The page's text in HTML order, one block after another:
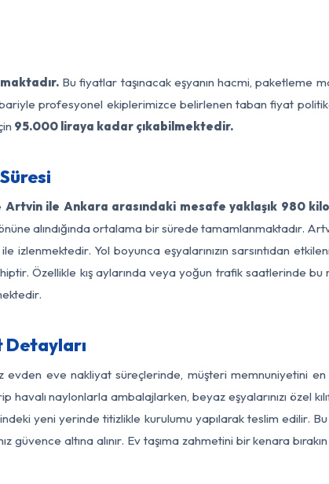
Bu fiyatlar taşınacak eşyanın hacmi, paketleme
profesyonel ekiplerimizce belirlenen taban fiyat
95.000 liraya kadar çıkabilmektedir.
Artvin ile Ankara arasındaki mesafe yaklaşık 980
önüne alındığında ortalama bir sürede tamamlanmaktadır.
izlenmektedir. Yol boyunca eşyalarınızın sarsıntıdan
Özellikle kış aylarında veya yoğun trafik saatlerinde
eve nakliyat süreçlerinde, müşteri memnuniyetini
naylonlarla ambalajlarken, beyaz eşyalarınızı özel
yeni yerinde titizlikle kurulumu yapılarak teslim edilir.
güvence altına alınır. Ev taşıma zahmetini bir kenara